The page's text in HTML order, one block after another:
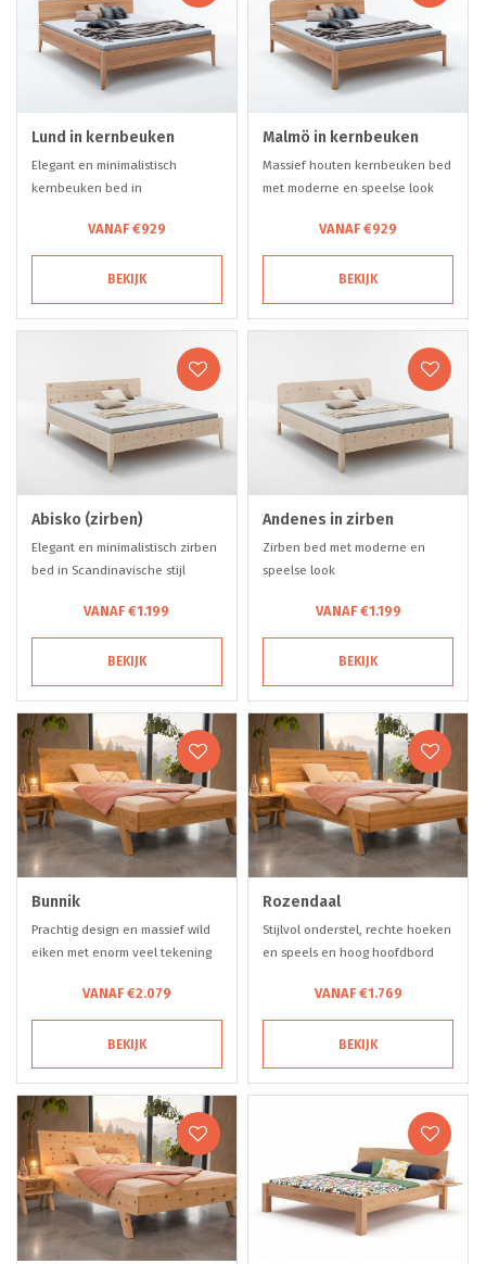
Lund in kernbeuken
Elegant en minimalistisch
kernbeuken bed in
VANAF €929
BEKIJK
Malmö in kernbeuken
Massief houten kernbeuken bed
met moderne en speelse look
VANAF €929
BEKIJK
Abisko (zirben)
Elegant en minimalistisch zirben
bed in Scandinavische stijl
VANAF €1.199
BEKIJK
Andenes in zirben
Zirben bed met moderne en
speelse look
VANAF €1.199
BEKIJK
Bunnik
Prachtig design en massief wild
eiken met enorm veel tekening
VANAF €2.079
BEKIJK
Rozendaal
Stijlvol onderstel, rechte hoeken
en speels en hoog hoofdbord
VANAF €1.769
BEKIJK